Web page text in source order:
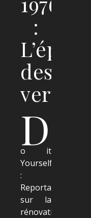
:
L’épopée
des
verts
D
o it
Yourself
:
Reportage
sur la
rénovation